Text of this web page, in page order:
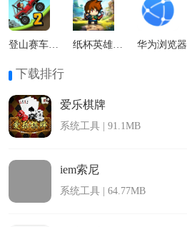
登山赛车2国际服 纸杯英雄最新版 华为浏览器
下载排行
爱乐棋牌
系统工具 | 91.1MB
iem索尼
系统工具 | 64.77MB